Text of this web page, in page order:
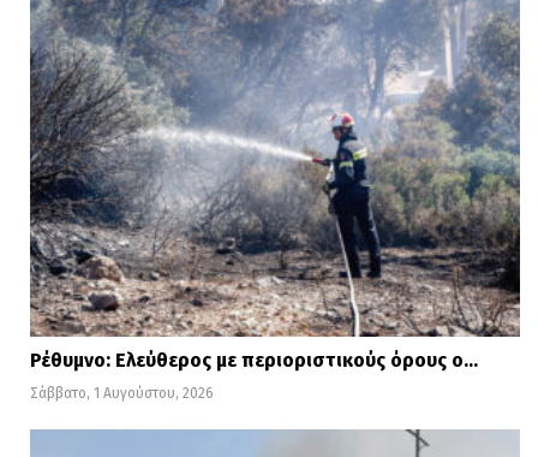
Ρέθυμνο: Ελεύθερος με περιοριστικούς όρους ο…
Σάββατο, 1 Αυγούστου, 2026